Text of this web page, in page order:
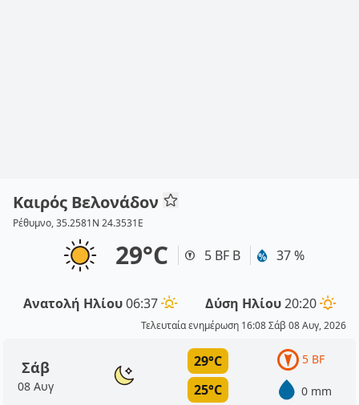
Καιρός Βελονάδον
Ρέθυμνο, 35.2581N 24.3531E
29°C 5 BF Β 37 %
Ανατολή Ηλίου06:37 Δύση Ηλίου20:20
Τελευταία ενημέρωση 16:08 Σάβ 08 Αυγ, 2026
Σάβ
08 Αυγ
29°C
25°C
5 BF
0 mm